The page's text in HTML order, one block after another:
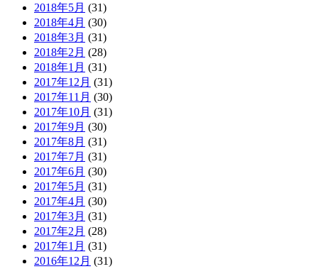
2018年5月 (31)
2018年4月 (30)
2018年3月 (31)
2018年2月 (28)
2018年1月 (31)
2017年12月 (31)
2017年11月 (30)
2017年10月 (31)
2017年9月 (30)
2017年8月 (31)
2017年7月 (31)
2017年6月 (30)
2017年5月 (31)
2017年4月 (30)
2017年3月 (31)
2017年2月 (28)
2017年1月 (31)
2016年12月 (31)